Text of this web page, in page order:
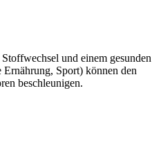
und einem gesunden
Sport) können den
beschleunigen.